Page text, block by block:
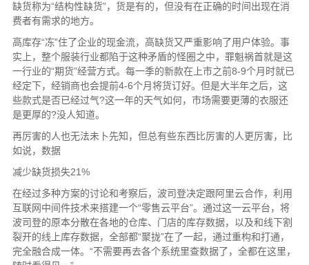
缺货称为“结构性缺货”，货是有的，但没有在正确的时间出现在消
费者有需求的地方。
高库存“冻”住了企业的现金流，高缺货又严重影响了用户体验。事
实上，整个服装行业都陷于这种矛盾的怪圈之中，罪魁祸首就是这
一行业的“期货”经营方式。每一季的新款在上市之前8-9个月时就已
经定下，经销商也会提前4-6个月将货订好。但是大半年之后，这
些款式是否已经过气?这一年的天气如何，市场需要更薄的衣服还
是更厚的?没人知道。
再厉害的人也无法未卜先知，但总有些东西比厉害的人更厉害，比
如说，数据
减少缺货损失21%
在经过多种方案的讨论和考察后，波司登决定跟阿里云合作，利用
互联网中间件技术来搭建一个“零售云平台”。通过这一云平台，将
波司登的原本分散在各地的仓库、门店的库存数据，以及和线下割
裂开的线上库存数据，全部都“聚拢”在了一起，通过重构和打通，
完全融合成一体。“不需要再去各个系统里查数据了，全都在这里，